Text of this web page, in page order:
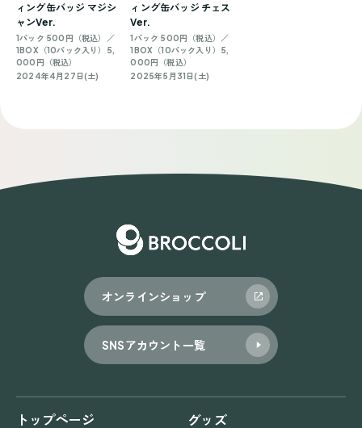
ィング缶バッジ マジシ
ャンVer.
1パック 500円（税込）／
1BOX（10パック入り）5,
000円（税込）
2024年4月27日(土)
ィング缶バッジ チェス
Ver.
1パック 500円（税込）／
1BOX（10パック入り）5,
000円（税込）
2025年5月31日(土)
オンラインショップ
SNSアカウント一覧
トップページ グッズ